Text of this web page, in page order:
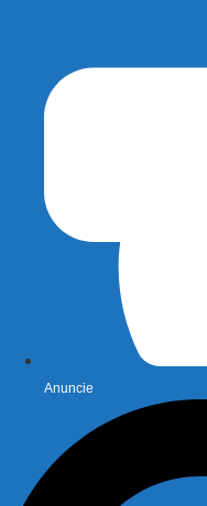
Anuncie